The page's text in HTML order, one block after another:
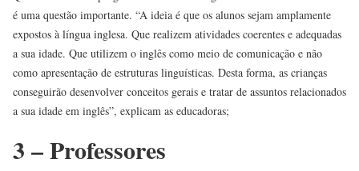
é uma questão importante. “A ideia é que os alunos sejam amplamente
expostos à língua inglesa. Que realizem atividades coerentes e adequadas
a sua idade. Que utilizem o inglês como meio de comunicação e não
como apresentação de estruturas linguísticas. Desta forma, as crianças
conseguirão desenvolver conceitos gerais e tratar de assuntos relacionados
a sua idade em inglês”, explicam as educadoras;
3 – Professores